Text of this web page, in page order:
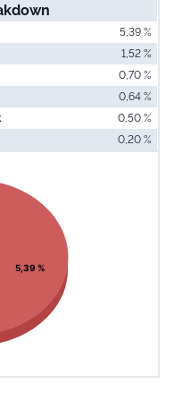
5,39 %
1,52 %
0,70 %
0,64 %
0,50 %
0,20 %
5,39 %